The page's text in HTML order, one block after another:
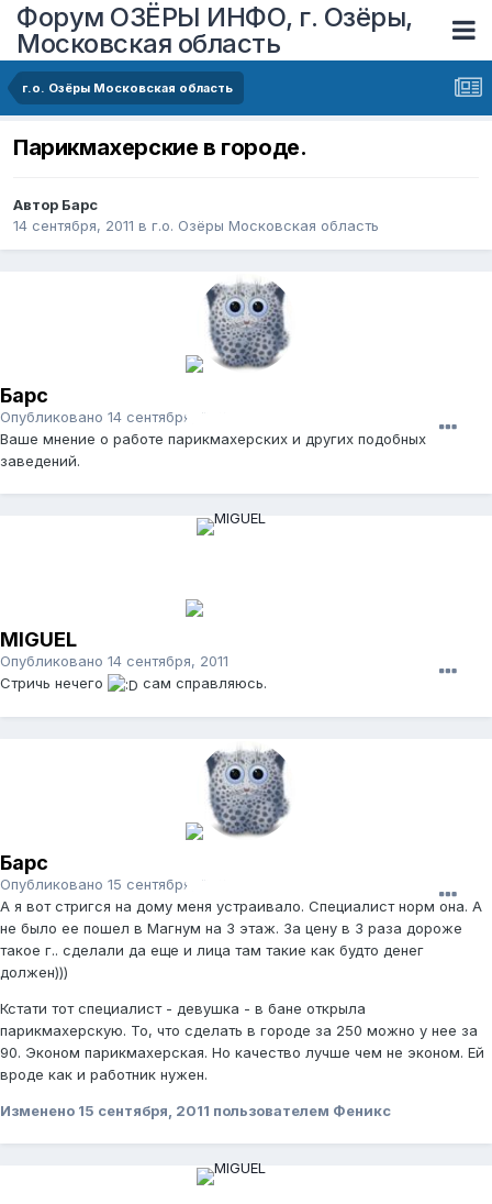
Форум ОЗЁРЫ ИНФО, г. Озёры,
Московская область
г.о. Озёры Московская область
Парикмахерские в городе.
Автор Барс
14 сентября, 2011 в г.о. Озёры Московская область
Барс
Опубликовано 14 сентября, 2011
Ваше мнение о работе парикмахерских и других подобных
заведений.
MIGUEL
Опубликовано 14 сентября, 2011
Стричь нечего
сам справляюсь.
Барс
Опубликовано 15 сентября, 2011
А я вот стригся на дому меня устраивало. Специалист норм она. А
не было ее пошел в Магнум на 3 этаж. За цену в 3 раза дороже
такое г.. сделали да еще и лица там такие как будто денег
должен)))
Кстати тот специалист - девушка - в бане открыла
парикмахерскую. То, что сделать в городе за 250 можно у нее за
90. Эконом парикмахерская. Но качество лучше чем не эконом. Ей
вроде как и работник нужен.
Изменено 15 сентября, 2011 пользователем Феникс